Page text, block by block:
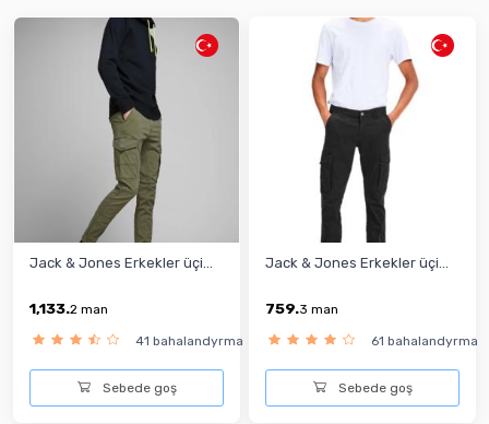
Jack & Jones Erkekler üçi...
1,133.2 man
41 bahalandyrma
Sebede goş
Jack & Jones Erkekler üçi...
759.3 man
61 bahalandyrma
Sebede goş